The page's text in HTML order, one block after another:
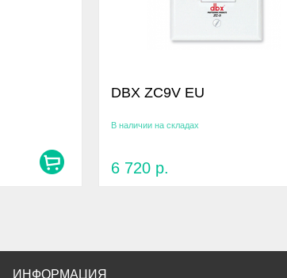
DBX ZC9V EU
В наличии на складах
6 720 р.
ИНФОРМАЦИЯ